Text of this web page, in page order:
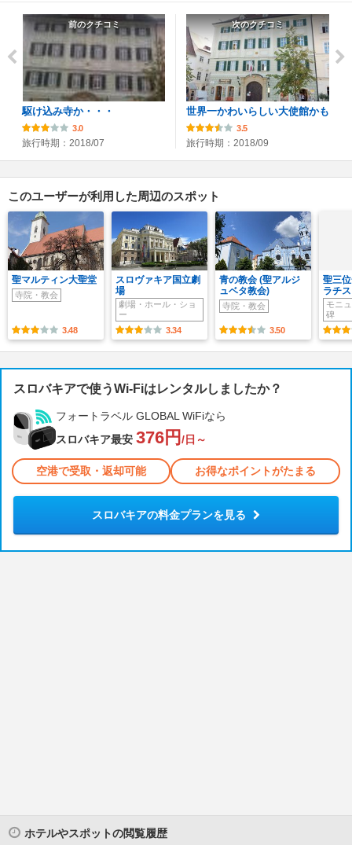
前のクチコミ
駆け込み寺か・・・
3.0
旅行時期：2018/07
次のクチコミ
世界一かわいらしい大使館かも
3.5
旅行時期：2018/09
このユーザーが利用した周辺のスポット
聖マルティン大聖堂
寺院・教会
3.48
スロヴァキア国立劇
場
劇場・ホール・ショ
ー
3.34
青の教会 (聖アルジ
ュベタ教会)
寺院・教会
3.50
聖三
ラチ
モニ
碑
スロバキアで使うWi-Fiはレンタルしましたか？
フォートラベル GLOBAL WiFiなら
スロバキア最安 376円 /日～
空港で受取・返却可能 お得なポイントがたまる
スロバキアの料金プランを見る
ホテルやスポットの閲覧履歴